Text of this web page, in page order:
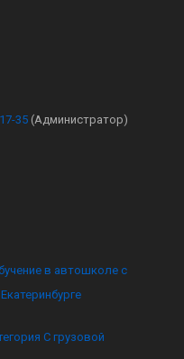
35 (Администратор)
в автошколе с
C грузовой